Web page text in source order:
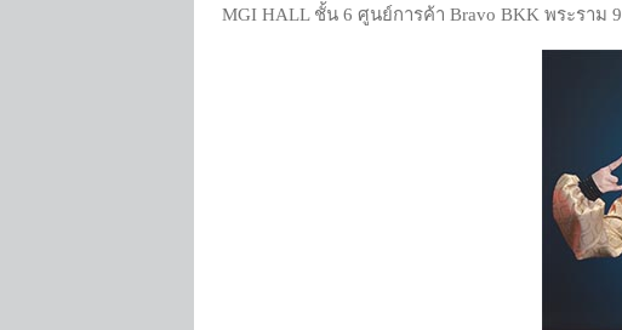
MGI HALL ชั้น 6 ศูนย์การค้า Bravo BKK พระราม 9